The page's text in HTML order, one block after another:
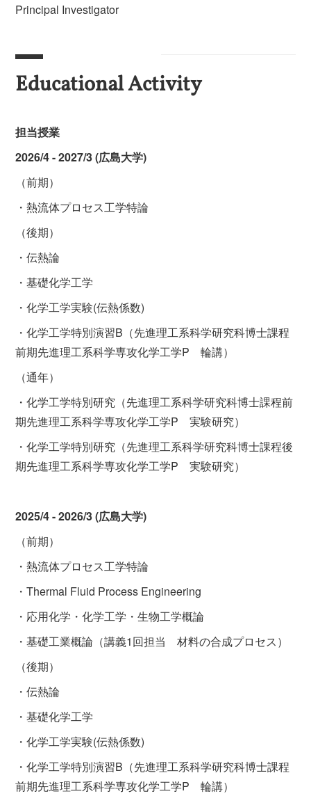
Principal Investigator
Educational Activity
担当授業
2026/4 - 2027/3 (広島大学)
（前期）
・熱流体プロセス工学特論
（後期）
・伝熱論
・基礎化学工学
・化学工学実験(伝熱係数)
・化学工学特別演習B（先進理工系科学研究科博士課程
前期先進理工系科学専攻化学工学P 輪講）
（通年）
・化学工学特別研究（先進理工系科学研究科博士課程前
期先進理工系科学専攻化学工学P 実験研究）
・化学工学特別研究（先進理工系科学研究科博士課程後
期先進理工系科学専攻化学工学P 実験研究）
2025/4 - 2026/3 (広島大学)
（前期）
・熱流体プロセス工学特論
・Thermal Fluid Process Engineering
・応用化学・化学工学・生物工学概論
・基礎工業概論（講義1回担当 材料の合成プロセス）
（後期）
・伝熱論
・基礎化学工学
・化学工学実験(伝熱係数)
・化学工学特別演習B（先進理工系科学研究科博士課程
前期先進理工系科学専攻化学工学P 輪講）